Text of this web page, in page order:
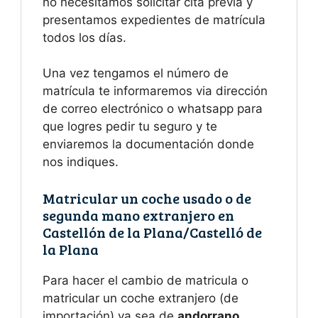
presentamos expedientes de matrícula
todos los días.
Una vez tengamos el número de
matrícula te informaremos via dirección
de correo electrónico o whatsapp para
que logres pedir tu seguro y te
enviaremos la documentación donde
nos indiques.
Matricular un coche usado o de
segunda mano extranjero en
Castellón de la Plana/Castelló de
la Plana
Para hacer el cambio de matricula o
matricular un coche extranjero (de